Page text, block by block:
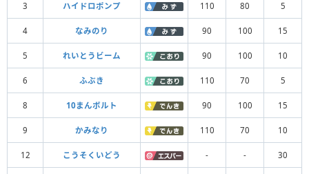
3 ハイドロポンプ 110 80 5
4 なみのり 90 100 15
5 れいとうビーム 90 100 10
6 ふぶき 110 70 5
8 10まんボルト 90 100 15
9 かみなり 110 70 10
12 こうそくいどう - - 30